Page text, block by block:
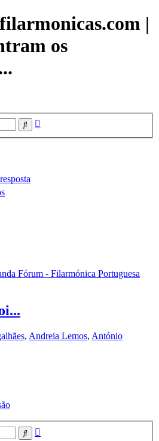
|
os
Pesquisar
Fórum - Filarmónica Portuguesa
, Andreia Lemos, António
Pesquisar